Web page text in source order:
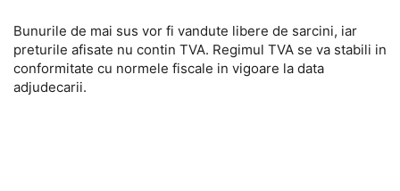
Bunurile de mai sus vor fi vandute libere de sarcini, iar
preturile afisate nu contin TVA. Regimul TVA se va stabili in
conformitate cu normele fiscale in vigoare la data
adjudecarii.